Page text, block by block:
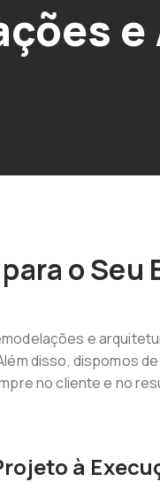
o Seu
e
disso, dispomos
no cliente e no
à